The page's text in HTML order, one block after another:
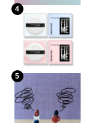
4
5